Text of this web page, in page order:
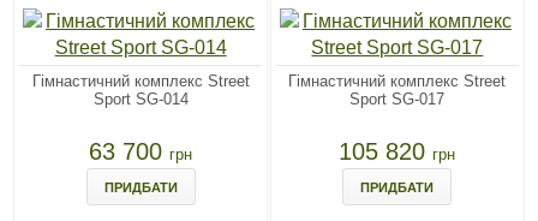
Гімнастичний комплекс Street
Sport SG-014
63 700грн
ПРИДБАТИ
Гімнастичний комплекс Street
Sport SG-017
105 820грн
ПРИДБАТИ